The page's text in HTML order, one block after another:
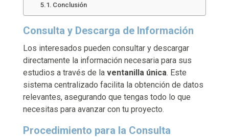
Conclusión
Consulta y Descarga de Información
Los interesados pueden consultar y descargar
directamente la información necesaria para sus
estudios a través de la ventanilla única. Este
sistema centralizado facilita la obtención de datos
relevantes, asegurando que tengas todo lo que
necesitas para avanzar con tu proyecto.
Procedimiento para la Consulta